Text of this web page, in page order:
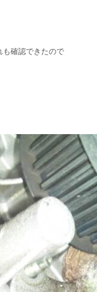
も確認できたので